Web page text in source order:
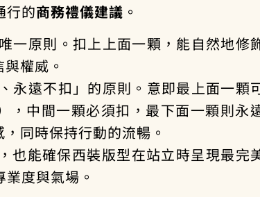
行的商務禮儀建議 。
一原則。扣上上面一顆，能自然地修
權威。
永遠不扣」的原則。意即最上面一顆
，中間一顆必須扣，最下面一顆則永
同時保持行動的流暢。
也能確保西裝版型在站立時呈現最完
度與氣場。